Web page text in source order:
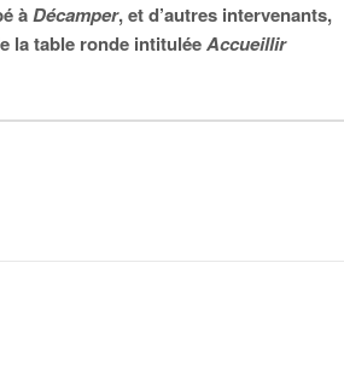
àDécamper, et d’autres intervenants,
la table ronde intituléeAccueillir